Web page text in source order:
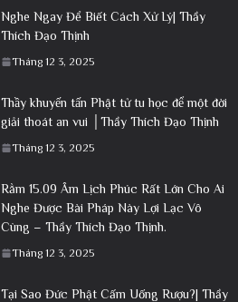
Nghe Ngay Để Biết Cách Xử Lý| Thầy
Thích Đạo Thịnh
Tháng 12 3, 2025
Thầy khuyến tấn Phật tử tu học để một đời
giải thoát an vui │Thầy Thích Đạo Thịnh
Tháng 12 3, 2025
Rằm 15.09 Âm Lịch Phúc Rất Lớn Cho Ai
Nghe Được Bài Pháp Này Lợi Lạc Vô
Cùng – Thầy Thích Đạo Thịnh.
Tháng 12 3, 2025
Tại Sao Đức Phật Cấm Uống Rượu?| Thầy